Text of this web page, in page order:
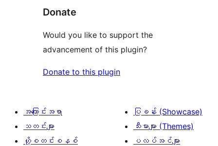
Donate
Would you like to support the
advancement of this plugin?
Donate to this plugin
အကြောင်းအရာ
သတင်းများ
ဟို့စတင်းစနစ်
ပြခန်း (Showcase)
သီးမားများ (Themes)
ပလပ်အင်များ